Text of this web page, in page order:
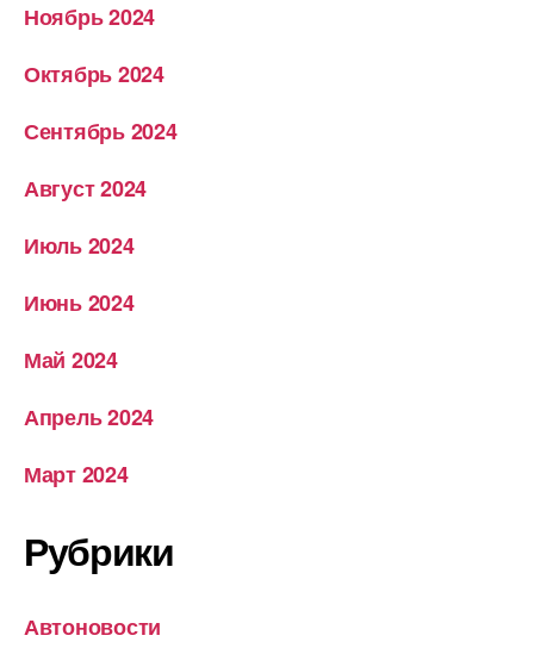
Ноябрь 2024
Октябрь 2024
Сентябрь 2024
Август 2024
Июль 2024
Июнь 2024
Май 2024
Апрель 2024
Март 2024
Рубрики
Автоновости